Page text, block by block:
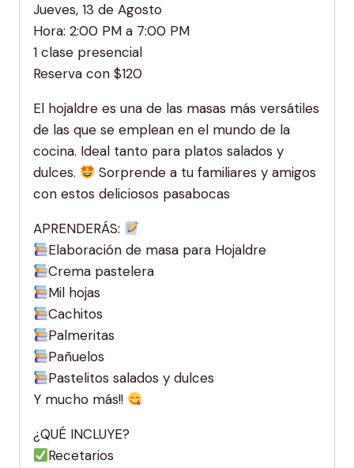
Jueves, 13 de Agosto
Hora: 2:00 PM a 7:00 PM
1 clase presencial
Reserva con $120
El hojaldre es una de las masas más versátiles
de las que se emplean en el mundo de la
cocina. Ideal tanto para platos salados y
dulces.
Sorprende a tu familiares y amigos
con estos deliciosos pasabocas
APRENDERÁS:
Elaboración de masa para Hojaldre
Crema pastelera
Mil hojas
Cachitos
Palmeritas
Pañuelos
Pastelitos salados y dulces
Y mucho más!!
¿QUÉ INCLUYE?
Recetarios